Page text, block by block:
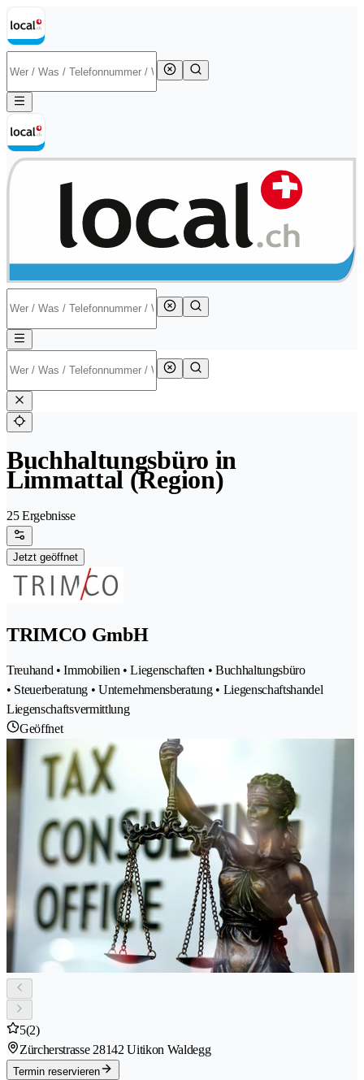
Buchhaltungsbüro in
Limmattal (Region)
25 Ergebnisse
Jetzt geöffnet
TRIMCO GmbH
Treuhand • Immobilien • Liegenschaften • Buchhaltungsbüro
• Steuerberatung • Unternehmensberatung • Liegenschaftshandel
Liegenschaftsvermittlung
Geöffnet
5(2)
Zürcherstrasse 28142 Uitikon Waldegg
Termin reservieren